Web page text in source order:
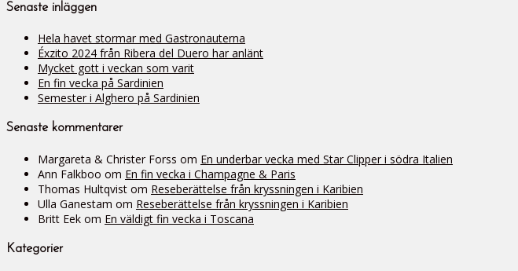
Senaste inläggen
Hela havet stormar med Gastronauterna
Éxzito 2024 från Ribera del Duero har anlänt
Mycket gott i veckan som varit
En fin vecka på Sardinien
Semester i Alghero på Sardinien
Senaste kommentarer
Margareta & Christer Forss om En underbar vecka med Star Clipper i södra Italien
Ann Falkboo om En fin vecka i Champagne & Paris
Thomas Hultqvist om Reseberättelse från kryssningen i Karibien
Ulla Ganestam om Reseberättelse från kryssningen i Karibien
Britt Eek om En väldigt fin vecka i Toscana
Kategorier